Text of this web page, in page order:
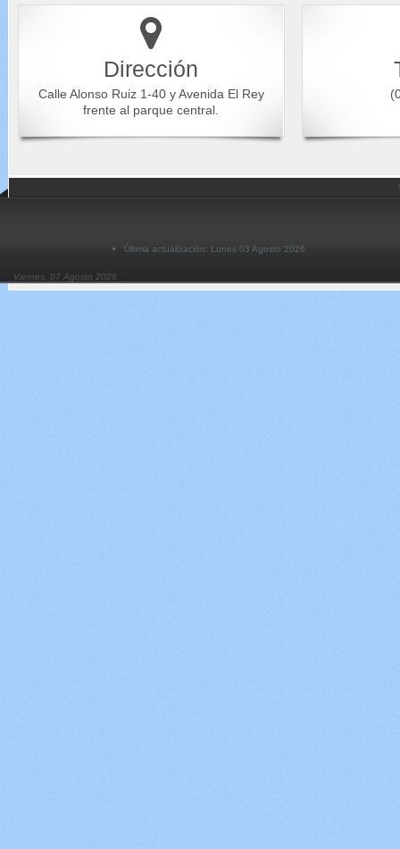
Dirección
Calle Alonso Ruiz 1-40 y Avenida El Rey
frente al parque central.
Última actualización: Lunes 03 Agosto 2026.
Viernes, 07 Agosto 2026